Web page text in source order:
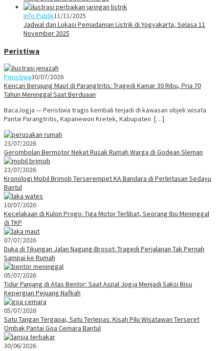
Info Publik11/11/2025
Jadwal dan Lokasi Pemadaman Listrik di Yogyakarta, Selasa 11
November 2025
Peristiwa
Peristiwa30/07/2026
Kencan Berujung Maut di Parangtritis: Tragedi Kamar 30 Ribu, Pria 70
Tahun Meninggal Saat Berduaan
BacaJogja — Peristiwa tragis kembali terjadi di kawasan objek wisata
Pantai Parangtritis, Kapanewon Kretek, Kabupaten […]
23/07/2026
Gerombolan Bermotor Nekat Rusak Rumah Warga di Godean Sleman
23/07/2026
Kronologi Mobil Brimob Terserempet KA Bandara di Perlintasan Sedayu
Bantul
10/07/2026
Kecelakaan di Kulon Progo: Tiga Motor Terlibat, Seorang Ibu Meninggal
di TKP
07/07/2026
Duka di Tikungan Jalan Nagung-Brosot: Tragedi Perjalanan Tak Pernah
Sampai ke Rumah
05/07/2026
Tidur Panjang di Atas Bentor: Saat Aspal Jogja Menjadi Saksi Bisu
Kepergian Pejuang Nafkah
05/07/2026
Satu Tangan Tergapai, Satu Terlepas: Kisah Pilu Wisatawan Terseret
Ombak Pantai Goa Cemara Bantul
30/06/2026